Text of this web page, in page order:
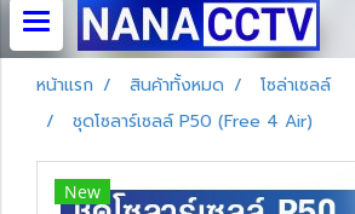
หน้าแรก สินค้าทั้งหมด
โซล่าเซลล์
ชุดโซลาร์เซลล์ P50 (Free 4 Air)
New